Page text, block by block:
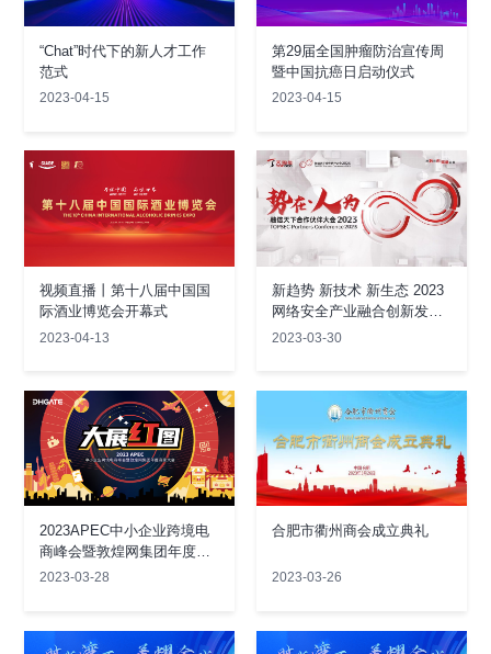
“Chat”时代下的新人才工作
范式
2023-04-15
第29届全国肿瘤防治宣传周
暨中国抗癌日启动仪式
2023-04-15
视频直播丨第十八届中国国
际酒业博览会开幕式
2023-04-13
新趋势 新技术 新生态 2023
网络安全产业融合创新发展
峰会
2023-03-30
2023APEC中小企业跨境电
商峰会暨敦煌网集团年度商
家大会
2023-03-28
合肥市衢州商会成立典礼
2023-03-26